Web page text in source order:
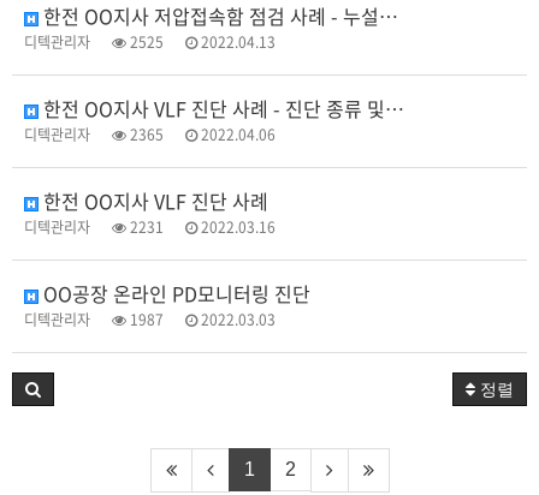
한전 OO지사 저압접속함 점검 사례 - 누설전류의 측정 목적 & 발생원인
디텍관리자 2525 2022.04.13
한전 OO지사 VLF 진단 사례 - 진단 종류 및 진단 구간
디텍관리자 2365 2022.04.06
한전 OO지사 VLF 진단 사례
디텍관리자 2231 2022.03.16
OO공장 온라인 PD모니터링 진단
디텍관리자 1987 2022.03.03
정렬
1 2